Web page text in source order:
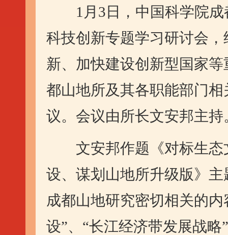
1月3日，中国科学院成
科技创新专题学习研讨会
新、加快建设创新型国家
都山地所及其各职能部门
议。会议由所长文安邦主
文安邦作题《对标生态
设、谋划山地所升级版》
成都山地研究密切相关的
设”、“长江经济带发展战略